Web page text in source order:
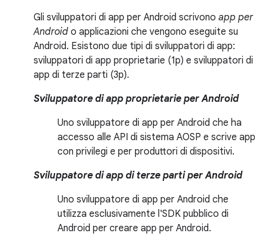
Gli sviluppatori di app per Android scrivono app per
Android o applicazioni che vengono eseguite su
Android. Esistono due tipi di sviluppatori di app:
sviluppatori di app proprietarie (1p) e sviluppatori di
app di terze parti (3p).
Sviluppatore di app proprietarie per Android
Uno sviluppatore di app per Android che ha
accesso alle API di sistema AOSP e scrive app
con privilegi e per produttori di dispositivi.
Sviluppatore di app di terze parti per Android
Uno sviluppatore di app per Android che
utilizza esclusivamente l'SDK pubblico di
Android per creare app per Android.